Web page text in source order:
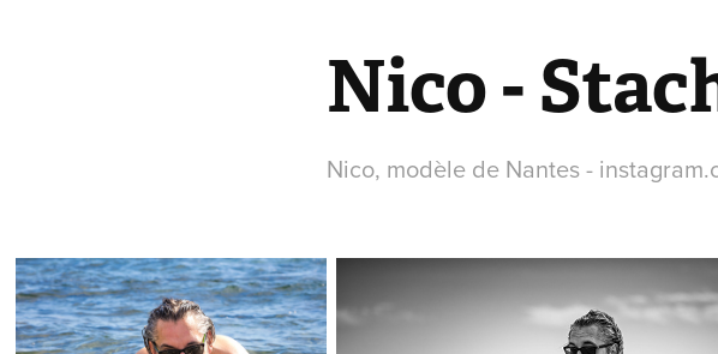
Nico -
Nico, modèle de Nantes -